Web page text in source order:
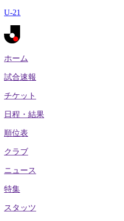
U-21
ホーム
試合速報
チケット
日程・結果
順位表
クラブ
ニュース
特集
スタッツ